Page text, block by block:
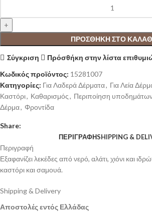
ΠΡΟΣΘΉΚΗ ΣΤΟ
Σύγκριση
Πρόσθήκη στην λίστα
Κωδικός προϊόντος: 15281007
Κατηγορίες: Για Λαδερά Δέρματα, Για Λεία
Καστόρι, Καθαρισμός, Περιποίηση
Δέρμα, Φροντίδα
Share:
ΠΕΡΙΓΡΑΦΉSHIPPING &
Περιγραφή
Εξαφανίζει λεκέδες από νερό, αλάτι, χιόνι και
καστόρι και σαμουά.
Shipping & Delivery
Αποστολές εντός Ελλάδας